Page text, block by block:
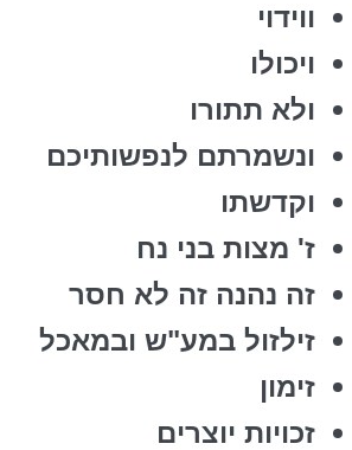
ווידוי
ויכולו
ולא תתורו
ונשמרתם לנפשותיכם
וקדשתו
ז' מצות בני נח
זה נהנה זה לא חסר
זילזול במע"ש ובמאכל
זימון
זכויות יוצרים